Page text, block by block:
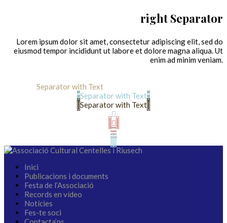
right Separator
Lorem ipsum dolor sit amet, consectetur adipiscing elit, sed do
eiusmod tempor incididunt ut labore et dolore magna aliqua. Ut
enim ad minim veniam.
Separator with Text
Separator with Text
Separator with Text
Inici
Publicacions i documents
Festa de l’Associació
Records en vídeo
Notícies
Fes-te soci